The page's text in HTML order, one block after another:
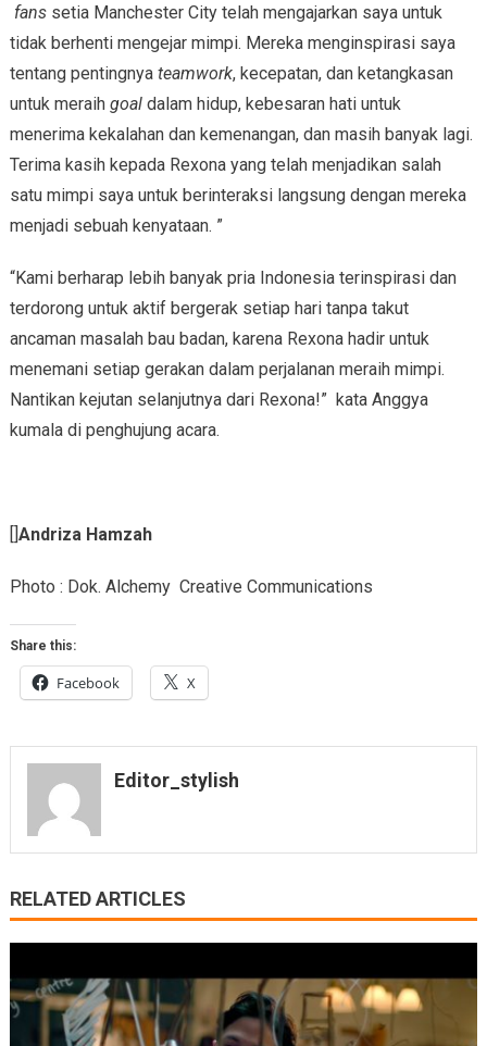
fans setia Manchester City telah mengajarkan saya untuk
tidak berhenti mengejar mimpi. Mereka menginspirasi saya
tentang pentingnya teamwork, kecepatan, dan ketangkasan
untuk meraih goaldalam hidup, kebesaran hati untuk
menerima kekalahan dan kemenangan, dan masih banyak lagi.
Terima kasih kepada Rexona yang telah menjadikan salah
satu mimpi saya untuk berinteraksi langsung dengan mereka
menjadi sebuah kenyataan. ”
“Kami berharap lebih banyak pria Indonesia terinspirasi dan
terdorong untuk aktif bergerak setiap hari tanpa takut
ancaman masalah bau badan, karena Rexona hadir untuk
menemani setiap gerakan dalam perjalanan meraih mimpi.
Nantikan kejutan selanjutnya dari Rexona!” kata Anggya
kumala di penghujung acara.
[]Andriza Hamzah
Photo : Dok. Alchemy Creative Communications
Share this:
Facebook X
Editor_stylish
RELATED ARTICLES